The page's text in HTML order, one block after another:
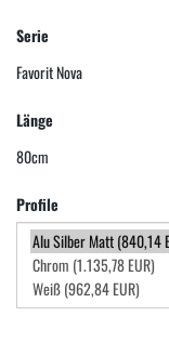
Serie
Favorit Nova
Länge
80cm
Profile